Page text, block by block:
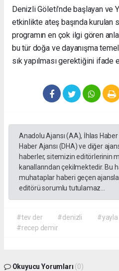
Denizli Göleti’nde başlayan ve
etkinlikte ateş başında kurulan
programın en çok ilgi gören
bu tür doğa ve dayanışma
sık yapılması gerektiğini ifade
Anadolu Ajansı (AA), İhlas
Haber Ajansı (DHA) ve diğer
haberler, sitemizin editörlerinin
kanallarından çekilmektedir. Bu
muhataplar haberi geçen
editörü sorumlu tutulamaz...
#tev der #denizli #yayla
#recep demir
Okuyucu Yorumları (0)